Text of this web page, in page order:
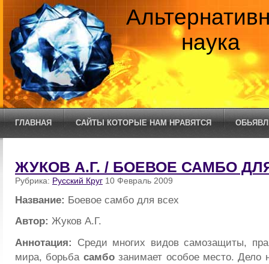
наука
ГЛАВНАЯ САЙТЫ КОТОРЫЕ НАМ НРАВЯТСЯ
ЖУКОВ А.Г. / БОЕВОЕ САМБО
Рубрика: Русский Круг 10 Февраль 2009
Название: Боевое самбо для всех
Автор: Жуков А.Г.
Аннотация: Среди многих видов самозащиты,
мира, борьбасамбозанимает особое место. Дело